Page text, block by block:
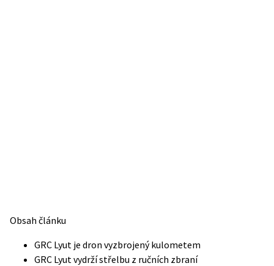
Obsah článku
GRC Lyut je dron vyzbrojený kulometem
GRC Lyut vydrží střelbu z ručních zbraní